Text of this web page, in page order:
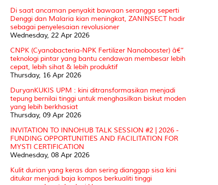
Di saat ancaman penyakit bawaan serangga seperti
Denggi dan Malaria kian meningkat, ZANINSECT hadir
sebagai penyelesaian revolusioner
Wednesday, 22 Apr 2026
CNPK (Cyanobacteria-NPK Fertilizer Nanobooster) â€“
teknologi pintar yang bantu cendawan membesar lebih
cepat, lebih sihat & lebih produktif
Thursday, 16 Apr 2026
DuryanKUKIS UPM : kini ditransformasikan menjadi
tepung bernilai tinggi untuk menghasilkan biskut moden
yang lebih berkhasiat
Thursday, 09 Apr 2026
INVITATION TO INNOHUB TALK SESSION #2 | 2026 -
FUNDING OPPORTUNITIES AND FACILITATION FOR
MYSTI CERTIFICATION
Wednesday, 08 Apr 2026
Kulit durian yang keras dan sering dianggap sisa kini
ditukar menjadi baja kompos berkualiti tinggi